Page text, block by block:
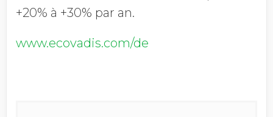
+20% à +30% par an.
www.ecovadis.com/de